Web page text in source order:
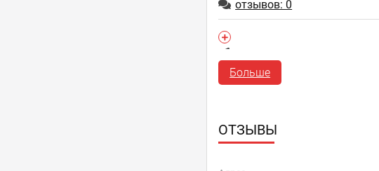
отзывов: 0
улица Берковецкая, 6Д,
Пн–Вс 10:00 - 21:00
Больше
ОТЗЫВЫ